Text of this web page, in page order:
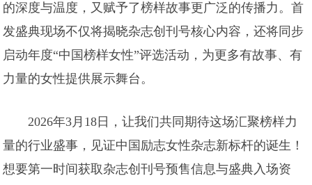
的深度与温度，又赋予了榜样故事更广泛的传播力。首
发盛典现场不仅将揭晓杂志创刊号核心内容，还将同步
启动年度“中国榜样女性”评选活动，为更多有故事、有
力量的女性提供展示舞台。
2026年3月18日，让我们共同期待这场汇聚榜样力
量的行业盛事，见证中国励志女性杂志新标杆的诞生！
想要第一时间获取杂志创刊号预售信息与盛典入场资